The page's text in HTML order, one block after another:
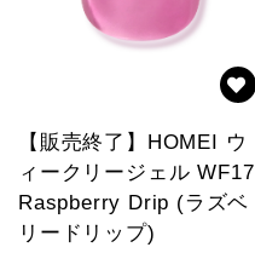
【販売終了】HOMEI ウ
ィークリージェル WF17
Raspberry Drip (ラズベ
リードリップ)